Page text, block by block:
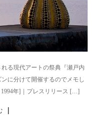
る現代アートの祭典『瀬戸内
に分けて開催するのでメモし
年]｜プレスリリース […]